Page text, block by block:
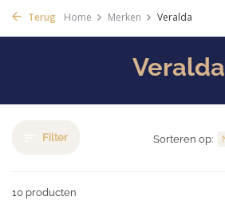
Terug Home Merken Veralda
Veralda
Filter
10 producten
Sorteren op: